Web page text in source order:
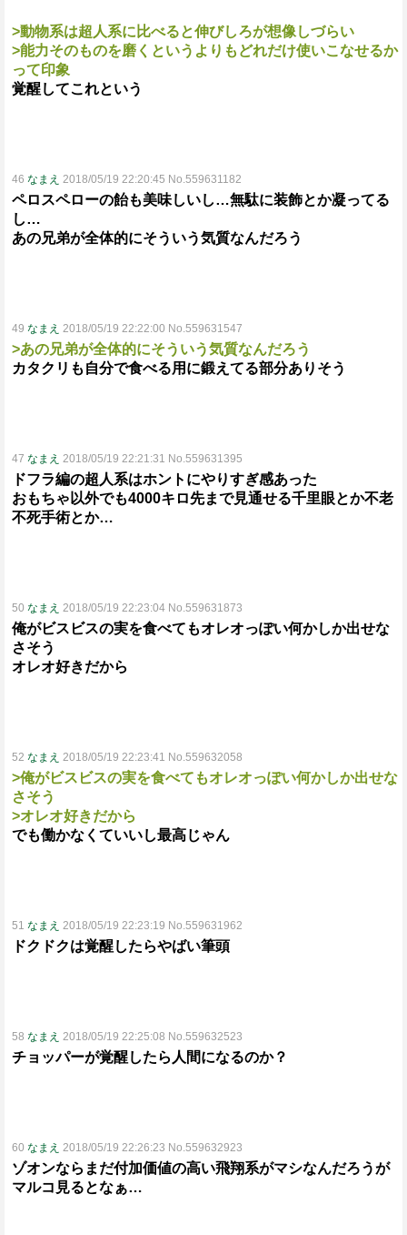
>動物系は超人系に比べると伸びしろが想像しづらい
>能力そのものを磨くというよりもどれだけ使いこなせるか
って印象
覚醒してこれという
46 なまえ 2018/05/19 22:20:45 No.559631182
ペロスペローの飴も美味しいし…無駄に装飾とか凝ってる
し…
あの兄弟が全体的にそういう気質なんだろう
49 なまえ 2018/05/19 22:22:00 No.559631547
>あの兄弟が全体的にそういう気質なんだろう
カタクリも自分で食べる用に鍛えてる部分ありそう
47 なまえ 2018/05/19 22:21:31 No.559631395
ドフラ編の超人系はホントにやりすぎ感あった
おもちゃ以外でも4000キロ先まで見通せる千里眼とか不老
不死手術とか…
50 なまえ 2018/05/19 22:23:04 No.559631873
俺がビスビスの実を食べてもオレオっぽい何かしか出せな
さそう
オレオ好きだから
52 なまえ 2018/05/19 22:23:41 No.559632058
>俺がビスビスの実を食べてもオレオっぽい何かしか出せな
さそう
>オレオ好きだから
でも働かなくていいし最高じゃん
51 なまえ 2018/05/19 22:23:19 No.559631962
ドクドクは覚醒したらやばい筆頭
58 なまえ 2018/05/19 22:25:08 No.559632523
チョッパーが覚醒したら人間になるのか？
60 なまえ 2018/05/19 22:26:23 No.559632923
ゾオンならまだ付加価値の高い飛翔系がマシなんだろうが
マルコ見るとなぁ…